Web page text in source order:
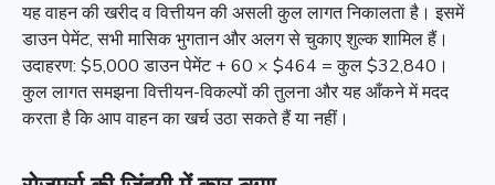
यह वाहन की खरीद व वित्तीयन की असली कुल लागत निकालता है। इसमें
डाउन पेमेंट, सभी मासिक भुगतान और अलग से चुकाए शुल्क शामिल हैं।
उदाहरण: $5,000 डाउन पेमेंट + 60 × $464 = कुल $32,840।
कुल लागत समझना वित्तीयन-विकल्पों की तुलना और यह आँकने में मदद
करता है कि आप वाहन का खर्च उठा सकते हैं या नहीं।